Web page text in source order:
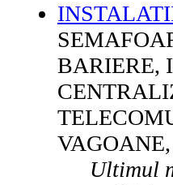
BARIERE,
Ultimul